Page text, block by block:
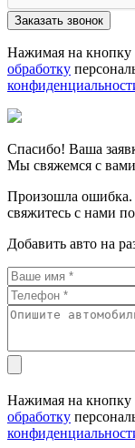
Нажимая на кнопку
обработку
Спасибо! Ваша
Мы свяжемся с
Произошла ошибка.
свяжитесь с нами
Добавить авто на
Нажимая на кнопку
обработку